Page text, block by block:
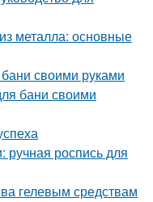
металла: основные
своими руками
бани своими
ручная роспись для
гелевым средствам